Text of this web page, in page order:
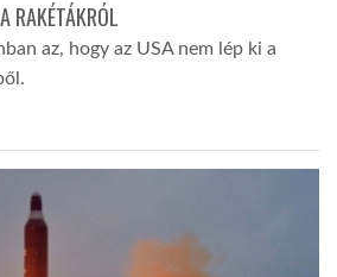
RAKÉTÁKRÓL
az, hogy az USA nem lép ki a